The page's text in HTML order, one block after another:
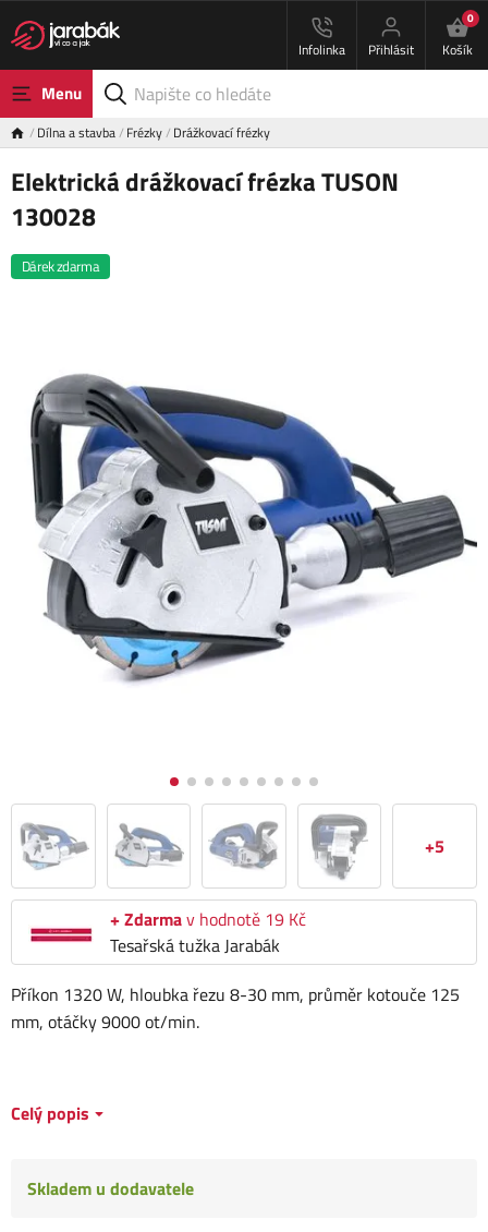
Infolinka Přihlásit
0
Košík
Menu
Dílna a stavba Frézky Drážkovací frézky
Elektrická drážkovací frézka TUSON
130028
Dárek zdarma
+5
+ Zdarmav hodnotě 19 Kč
Tesařská tužka Jarabák
Příkon 1320 W, hloubka řezu 8-30 mm, průměr kotouče 125
mm, otáčky 9000 ot/min.
Celý popis
Skladem u dodavatele